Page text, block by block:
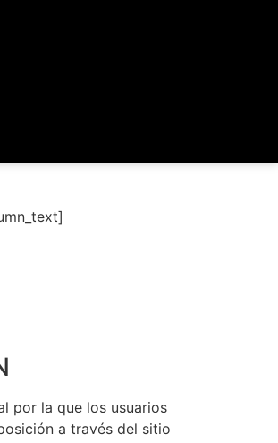
por la que los usuarios
a través del sitio